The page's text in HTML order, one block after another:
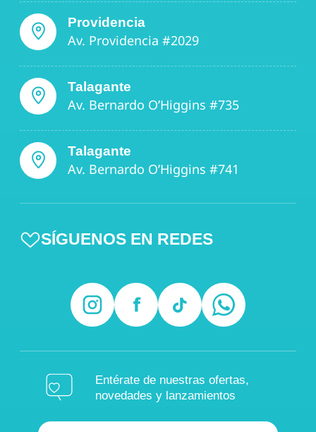
Providencia
Av. Providencia #2029
Talagante
Av. Bernardo O’Higgins #735
Talagante
Av. Bernardo O’Higgins #741
SÍGUENOS EN REDES
Entérate de nuestras ofertas,
novedades y lanzamientos